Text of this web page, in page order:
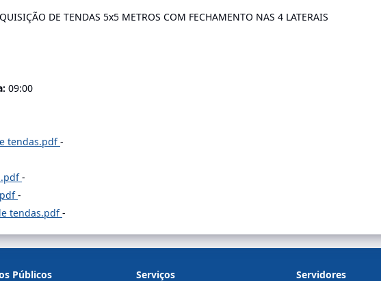
DE TENDAS 5x5 METROS COM FECHAMENTO NAS 4 LATERAIS
09:00
tendas.pdf-
-
-
tendas.pdf-
Públicos Serviços Servidores